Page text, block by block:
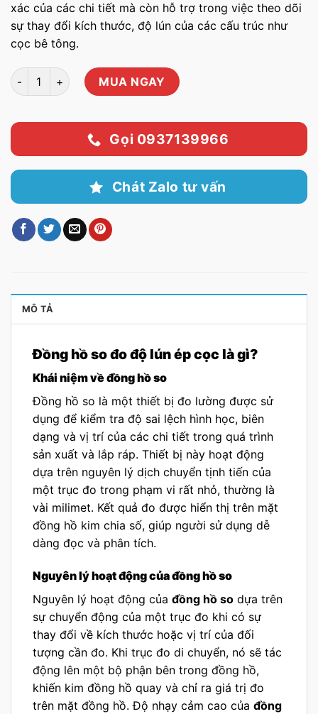
xác của các chi tiết mà còn hỗ trợ trong việc theo dõi
sự thay đổi kích thước, độ lún của các cấu trúc như
cọc bê tông.
Đồng hồ so đo độ lún ép cọc 50x0,01mm số lượng
MUA NGAY
Gọi 0937139966
Chát Zalo tư vấn
MÔ TẢ
Đồng hồ so đo độ lún ép cọc là gì?
Khái niệm về đồng hồ so
Đồng hồ so là một thiết bị đo lường được sử
dụng để kiểm tra độ sai lệch hình học, biên
dạng và vị trí của các chi tiết trong quá trình
sản xuất và lắp ráp. Thiết bị này hoạt động
dựa trên nguyên lý dịch chuyển tịnh tiến của
một trục đo trong phạm vi rất nhỏ, thường là
vài milimet. Kết quả đo được hiển thị trên mặt
đồng hồ kim chia số, giúp người sử dụng dễ
dàng đọc và phân tích.
Nguyên lý hoạt động của đồng hồ so
Nguyên lý hoạt động của đồng hồ so dựa trên
sự chuyển động của một trục đo khi có sự
thay đổi về kích thước hoặc vị trí của đối
tượng cần đo. Khi trục đo di chuyển, nó sẽ tác
động lên một bộ phận bên trong đồng hồ,
khiến kim đồng hồ quay và chỉ ra giá trị đo
trên mặt đồng hồ. Độ nhạy cảm cao của đồng